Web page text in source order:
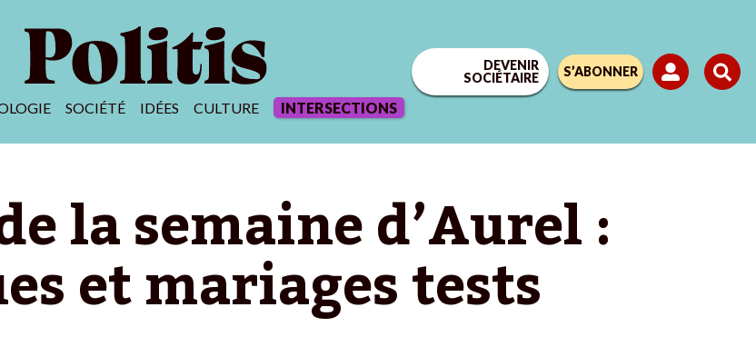
SOCIÉTÉ IDÉES CULTURE INTERSECTIONS
DEVENIR
SOCIÉTAIRE
S’ABONNER
la semaine d’Aurel :
et mariages tests